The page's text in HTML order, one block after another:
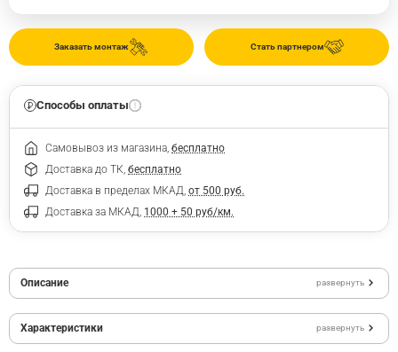
Стать партнером
Заказать монтаж
Способы оплаты
Самовывоз из магазина, бесплатно
Доставка до ТК, бесплатно
Доставка в пределах МКАД, от 500 руб.
Доставка за МКАД, 1000 + 50 руб/км.
Описание развернуть
Характеристики развернуть